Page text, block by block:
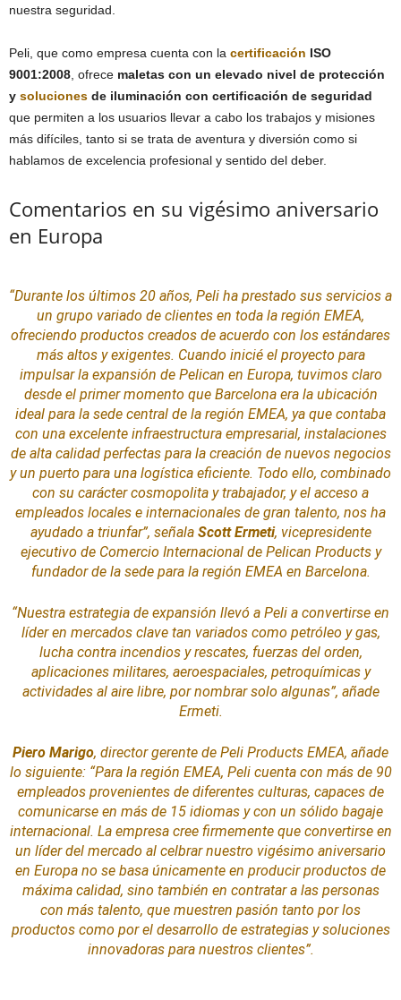
nuestra seguridad.
Peli, que como empresa cuenta con la certificación ISO
9001:2008 , ofrece maletas con un elevado nivel de protección
y soluciones de iluminación con certificación de seguridad
que permiten a los usuarios llevar a cabo los trabajos y misiones
más difíciles, tanto si se trata de aventura y diversión como si
hablamos de excelencia profesional y sentido del deber.
Comentarios en su vigésimo aniversario
en Europa
“Durante los últimos 20 años, Peli ha prestado sus servicios a
un grupo variado de clientes en toda la región EMEA,
ofreciendo productos creados de acuerdo con los estándares
más altos y exigentes. Cuando inicié el proyecto para
impulsar la expansión de Pelican en Europa, tuvimos claro
desde el primer momento que Barcelona era la ubicación
ideal para la sede central de la región EMEA, ya que contaba
con una excelente infraestructura empresarial, instalaciones
de alta calidad perfectas para la creación de nuevos negocios
y un puerto para una logística eficiente. Todo ello, combinado
con su carácter cosmopolita y trabajador, y el acceso a
empleados locales e internacionales de gran talento, nos ha
ayudado a triunfar”, señala Scott Ermeti, vicepresidente
ejecutivo de Comercio Internacional de Pelican Products y
fundador de la sede para la región EMEA en Barcelona.
“Nuestra estrategia de expansión llevó a Peli a convertirse en
líder en mercados clave tan variados como petróleo y gas,
lucha contra incendios y rescates, fuerzas del orden,
aplicaciones militares, aeroespaciales, petroquímicas y
actividades al aire libre, por nombrar solo algunas”, añade
Ermeti.
Piero Marigo, director gerente de Peli Products EMEA, añade
lo siguiente: “Para la región EMEA, Peli cuenta con más de 90
empleados provenientes de diferentes culturas, capaces de
comunicarse en más de 15 idiomas y con un sólido bagaje
internacional. La empresa cree firmemente que convertirse en
un líder del mercado al celbrar nuestro vigésimo aniversario
en Europa no se basa únicamente en producir productos de
máxima calidad, sino también en contratar a las personas
con más talento, que muestren pasión tanto por los
productos como por el desarrollo de estrategias y soluciones
innovadoras para nuestros clientes”.